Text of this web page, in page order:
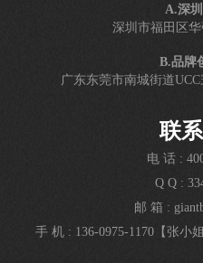
A.深
深圳市福田区
B.品牌
广东东莞市南城街道
联
电 话 :
Q Q :
邮 箱 :
手 机 : 136-0975-1170【张小